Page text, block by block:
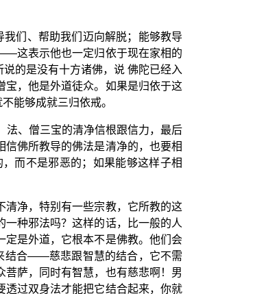
我们、帮助我们迈向解脱；能够教导
这表示他也一定归依于现在家相的
的是没有十方诸佛，说 佛陀已经入
，他是外道徒众。如果是归依于这
能够成就三归依戒。
法、僧三宝的清净信根跟信力，最后
佛所教导的佛法是清净的，也要相
而不是邪恶的；如果能够这样子相
净，特别有一些宗教，它所教的这
种邪法吗？这样的话，比一般的人
是外道，它根本不是佛教。他们会
结合——慈悲跟智慧的结合，它不需
萨，同时有智慧，也有慈悲啊！男
过双身法才能把它结合起来，你就